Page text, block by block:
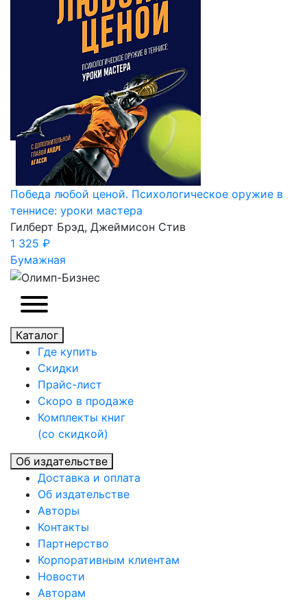
Победа любой ценой. Психологическое оружие в
теннисе: уроки мастера
Гилберт Брэд, Джеймисон Стив
1 325 ₽
Бумажная
Каталог
Где купить
Скидки
Прайc-лист
Скоро в продаже
Комплекты книг
(со скидкой)
Об издательстве
Доставка и оплата
Об издательстве
Авторы
Контакты
Партнерство
Корпоративным клиентам
Новости
Авторам